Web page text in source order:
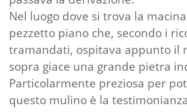
Nel luogo dove si trova la
pezzetto piano che, secondo i
tramandati, ospitava appunto il
sopra giace una grande pietra
Particolarmente preziosa per
questo mulino è la